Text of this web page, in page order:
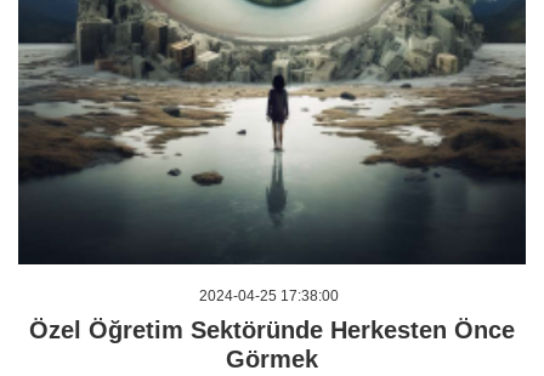
2024-04-25 17:38:00
Özel Öğretim Sektöründe Herkesten Önce
Görmek